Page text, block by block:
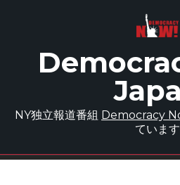
NY独立報道番組 Democracy
ています